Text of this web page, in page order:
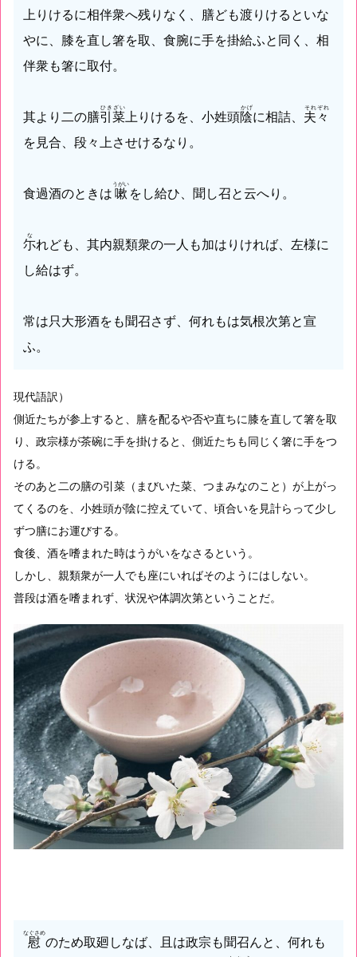
上りけるに相伴衆へ残りなく、膳ども渡りけるといな
やに、膝を直し箸を取、食腕に手を掛給ふと同く、相
伴衆も箸に取付。
其より二の膳引菜
ひきざい
上りけるを、小姓頭陰
かげ
に相詰、 夫々
それぞれ
を見合、段々上させけるなり。
食過酒のときは 嗽
うがい
をし給ひ、聞し召と云へり。
尓
な
れども、其内親類衆の一人も加はりければ、左様に
し給はず。
常は只大形酒をも聞召さず、何れもは気根次第と宣
ふ。
現代語訳）
側近たちが参上すると、膳を配るや否や直ちに膝を直して箸を取
り、政宗様が茶碗に手を掛けると、側近たちも同じく箸に手をつ
ける。
そのあと二の膳の引菜（まびいた菜、つまみなのこと）が上がっ
てくるのを、小姓頭が陰に控えていて、頃合いを見計らって少し
ずつ膳にお運びする。
食後、酒を嗜まれた時はうがいをなさるという。
しかし、親類衆が一人でも座にいればそのようにはしない。
普段は酒を嗜まれず、状況や体調次第ということだ。
慰
なぐさめ
のため取廻しなば、且は政宗も聞召んと、何れも